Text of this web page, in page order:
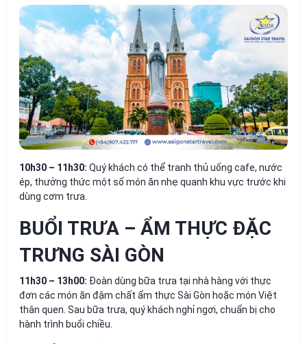
10h30 – 11h30: Quý khách có thể tranh thủ uống cafe, nước
ép, thưởng thức một số món ăn nhẹ quanh khu vực trước khi
dùng cơm trưa.
BUỔI TRƯA – ẨM THỰC ĐẶC
TRƯNG SÀI GÒN
11h30 – 13h00: Đoàn dùng bữa trưa tại nhà hàng với thực
đơn các món ăn đậm chất ẩm thực Sài Gòn hoặc món Việt
thân quen. Sau bữa trưa, quý khách nghỉ ngơi, chuẩn bị cho
hành trình buổi chiều.